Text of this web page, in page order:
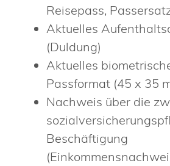
Reisepass,
Aktuelles
(Duldung)
Aktuelles
Passformat (45 x 35
Nachweis über die
Beschäftigung